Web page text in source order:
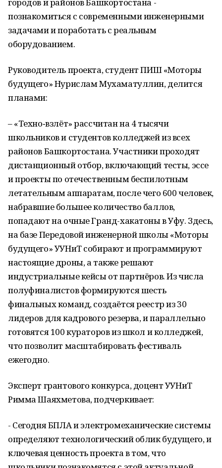
познакомиться с современными инженерными
задачами и поработать с реальным
оборудованием.
Руководитель проекта, студент ПИШ «Моторы
будущего» Нурислам Мухаматуллин, делится
планами:
– «Техно‑взлёт» рассчитан на 4 тысячи
школьников и студентов колледжей из всех
районов Башкортостана. Участники проходят
дистанционный отбор, включающий тесты, эссе
и проекты по отечественным беспилотным
летательным аппаратам, после чего 600 человек,
набравшие большее количество баллов,
попадают на очные Гранд-хакатоны в Уфу. Здесь,
на базе Передовой инженерной школы «Моторы
будущего» УУНиТ собирают и программируют
настоящие дроны, а также решают
индустриальные кейсы от партнёров. Из числа
полуфиналистов формируются шесть
финальных команд, создаётся реестр из 30
лидеров для кадрового резерва, и параллельно
готовятся 100 кураторов из школ и колледжей,
что позволит масштабировать фестиваль
ежегодно.
Эксперт грантового конкурса, доцент УУНиТ
Римма Шаяхметова, подчеркивает:
- Сегодня БПЛА и электромеханические системы
определяют технологический облик будущего, и
ключевая ценность проекта в том, что